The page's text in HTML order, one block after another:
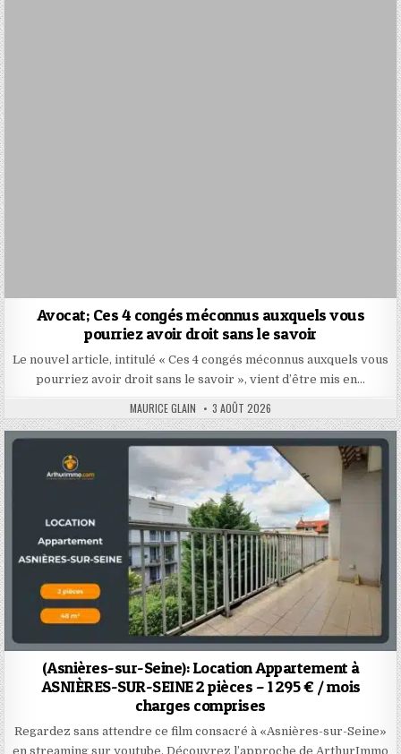
Avocat; Ces 4 congés méconnus auxquels vous
pourriez avoir droit sans le savoir
Le nouvel article, intitulé « Ces 4 congés méconnus auxquels vous
pourriez avoir droit sans le savoir », vient d’être mis en…
AUTHOR:
MAURICE GLAIN PUBLISHED
DATE:
3 AOÛT 2026
(Asnières-sur-Seine): Location Appartement à
ASNIÈRES-SUR-SEINE 2 pièces – 1 295 € / mois
charges comprises
Regardez sans attendre ce film consacré à «Asnières-sur-Seine»
en streaming sur youtube. Découvrez l’approche de ArthurImmo